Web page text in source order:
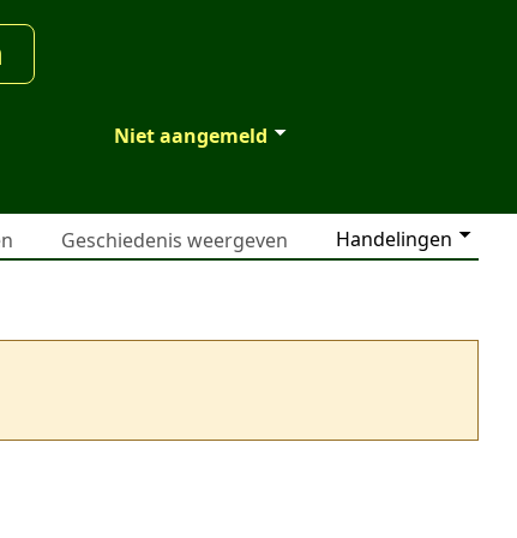
Niet aangemeld
Handelingen
Geschiedenis weergeven